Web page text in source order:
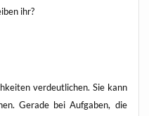
ihr?
ver­deut­li­chen. Sie kann
Gera­de bei Auf­ga­ben, die